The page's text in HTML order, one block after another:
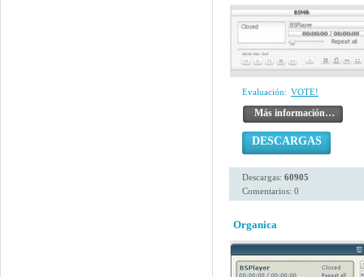
Evaluación: VOTE!
Más información…
DESCARGAS
Descargas: 60905
Comentarios: 0
Organica